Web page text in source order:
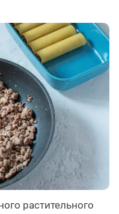
растительного